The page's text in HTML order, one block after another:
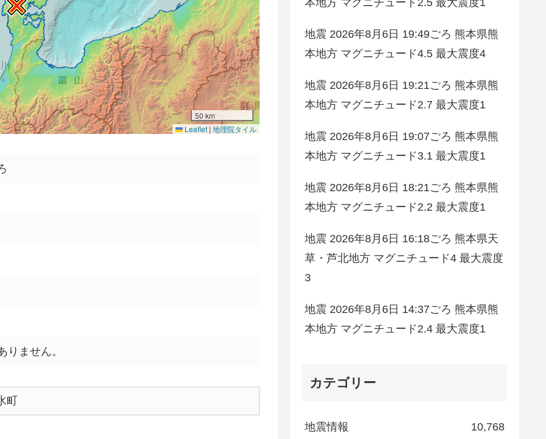
50 km
Leaflet | 地理院タイル
りません。
町
本地方 マグニチュード2.5 最大震度1
地震 2026年8月6日 19:49ごろ 熊本県熊
本地方 マグニチュード4.5 最大震度4
地震 2026年8月6日 19:21ごろ 熊本県熊
本地方 マグニチュード2.7 最大震度1
地震 2026年8月6日 19:07ごろ 熊本県熊
本地方 マグニチュード3.1 最大震度1
地震 2026年8月6日 18:21ごろ 熊本県熊
本地方 マグニチュード2.2 最大震度1
地震 2026年8月6日 16:18ごろ 熊本県天
草・芦北地方 マグニチュード4 最大震度
3
地震 2026年8月6日 14:37ごろ 熊本県熊
本地方 マグニチュード2.4 最大震度1
カテゴリー
地震情報 10,768